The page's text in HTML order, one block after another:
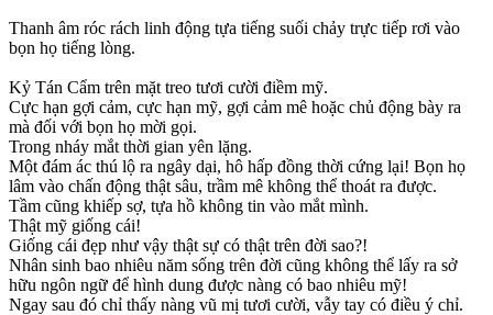
Thanh âm róc rách linh động tựa tiếng suối chảy trực tiếp rơi vào
bọn họ tiếng lòng.
Kỷ Tán Cẩm trên mặt treo tươi cười điềm mỹ.
Cực hạn gợi cảm, cực hạn mỹ, gợi cảm mê hoặc chủ động bày ra
mà đối với bọn họ mời gọi.
Trong nháy mắt thời gian yên lặng.
Một đám ác thú lộ ra ngây dại, hô hấp đồng thời cứng lại! Bọn họ
lâm vào chấn động thật sâu, trầm mê không thể thoát ra được.
Tầm cũng khiếp sợ, tựa hồ không tin vào mắt mình.
Thật mỹ giống cái!
Giống cái đẹp như vậy thật sự có thật trên đời sao?!
Nhân sinh bao nhiêu năm sống trên đời cũng không thể lấy ra sở
hữu ngôn ngữ để hình dung được nàng có bao nhiêu mỹ!
Ngay sau đó chỉ thấy nàng vũ mị tươi cười, vẫy tay có điều ý chỉ.